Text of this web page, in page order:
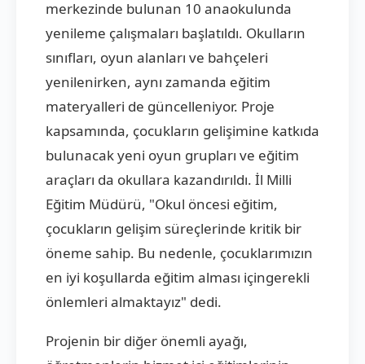
merkezinde bulunan 10 anaokulunda
yenileme çalışmaları başlatıldı. Okulların
sınıfları, oyun alanları ve bahçeleri
yenilenirken, aynı zamanda eğitim
materyalleri de güncelleniyor. Proje
kapsamında, çocukların gelişimine katkıda
bulunacak yeni oyun grupları ve eğitim
araçları da okullara kazandırıldı. İl Milli
Eğitim Müdürü, "Okul öncesi eğitim,
çocukların gelişim süreçlerinde kritik bir
öneme sahip. Bu nedenle, çocuklarımızın
en iyi koşullarda eğitim alması içingerekli
önlemleri almaktayız" dedi.
Projenin bir diğer önemli ayağı,